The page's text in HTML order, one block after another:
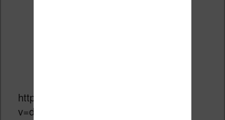
https://www.youtube.com/watch?
v=dpqGpKTHJb8